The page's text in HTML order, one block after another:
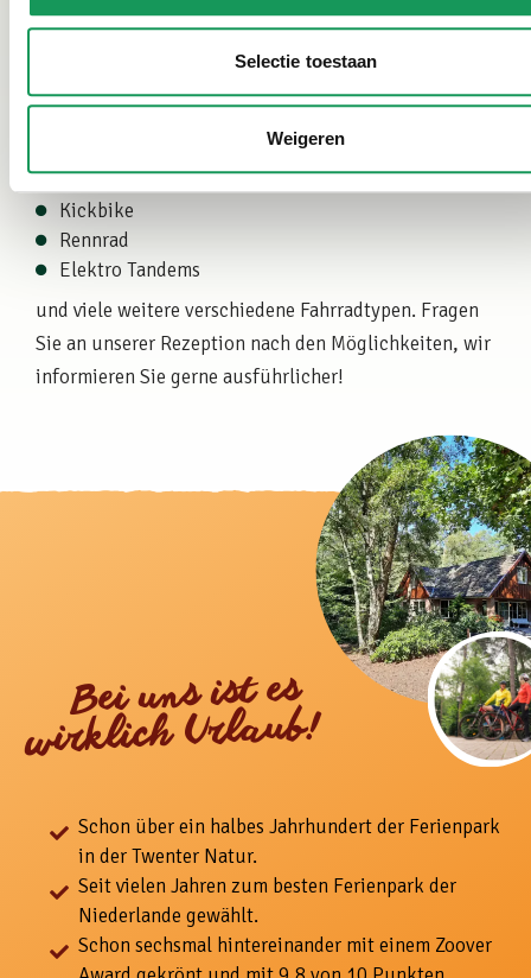
Selectie toestaan
Weigeren
mieten und in unseren Park liefern zu lassen. Dies
Gravelbike
Kickbike
Rennrad
Elektro Tandems
und viele weitere verschiedene Fahrradtypen. Fragen
Sie an unserer Rezeption nach den Möglichkeiten, wir
informieren Sie gerne ausführlicher!
Bei uns ist es
wirklich Urlaub!
Schon über ein halbes Jahrhundert der Ferienpark
in der Twenter Natur.
Seit vielen Jahren zum besten Ferienpark der
Niederlande gewählt.
Schon sechsmal hintereinander mit einem Zoover